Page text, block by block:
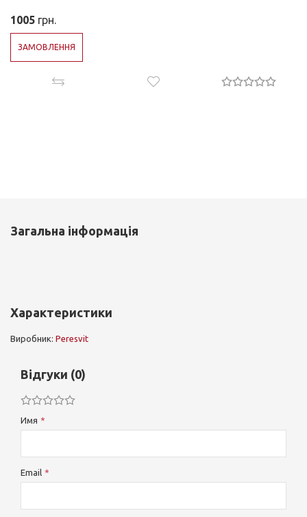
1005 грн.
ЗАМОВЛЕННЯ
Загальна інформація
Характеристики
Виробник: Peresvit
Відгуки (0)
Имя
Email